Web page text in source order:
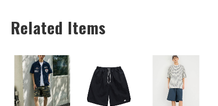
Related Items